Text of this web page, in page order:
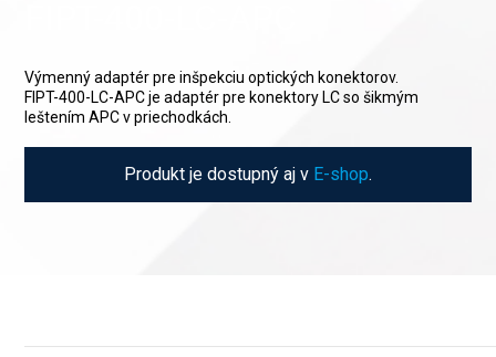
Výmenný adaptér pre inšpekciu optických konektorov.
FIPT-400-LC-APC je adaptér pre konektory LC so šikmým
leštením APC v priechodkách.
Produkt je dostupný aj v E-shop.